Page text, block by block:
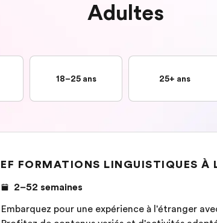
Adultes
18–25 ans 25+ ans
EF FORMATIONS LINGUISTIQUES À
2–52 semaines
Embarquez pour une expérience à l'étranger